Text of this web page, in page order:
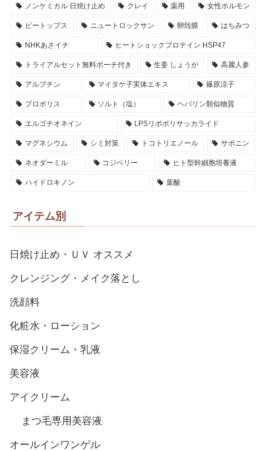
ノンケミカル 日焼け止め クレイ 薬用 女性ホルモン
ビートップス ニュートロックサン 卵殻膜 はちみつ
NHKあさイチ ヒートショックプロテイン HSP47
トライアルセット無料ポーチ付き 生姜 しょうが 高麗人参
アルブチン マイタケ子実体エキス 篠原涼子
プロポリス ソルト（塩） ヘパリン類似物質
エルゴチオネイン LPSリポポリサッカライド
マグネシウム シミ対策 トコトリエノール サポニン
ネオダーミル コジベリー ヒト型幹細胞培養液
ハイドロキノン 葉酸
アイテム別
日焼け止め・ＵＶ オススメ
クレンジング・メイク落とし
洗顔料
化粧水・ローション
保湿クリーム・乳液
美容液
アイクリーム
まつ毛専用美容液
オールインワンゲル